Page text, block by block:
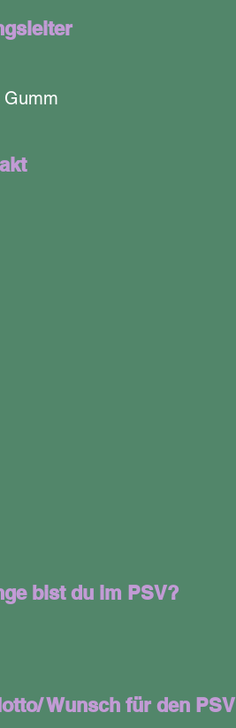
Gumm
bist du im PSV?
Wunsch für den PSV